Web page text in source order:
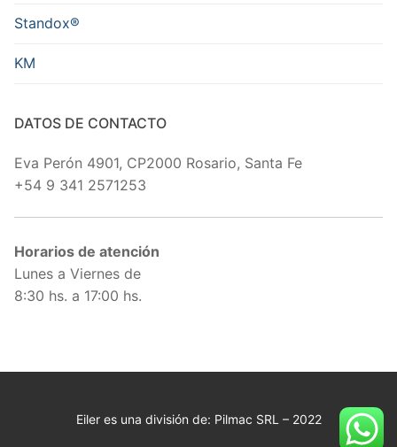
Standox®
KM
DATOS DE CONTACTO
Eva Perón 4901, CP2000 Rosario, Santa Fe
+54 9 341 2571253
Horarios de atención
Lunes a Viernes de
8:30 hs. a 17:00 hs.
Eiler es una división de: Pilmac SRL – 2022